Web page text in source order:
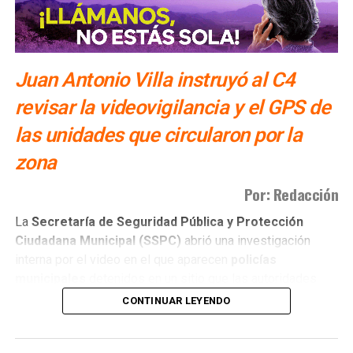
SIGUIENTE
Ricardo Gallardo consolida estrategia de seguridad
en la Huasteca Potosina
Atienden caminos huastecos afectados por las
Juan Antonio Villa instruyó al C4
revisar la videovigilancia y el GPS de
las unidades que circularon por la
zona
Por: Redacción
La Secretaría de Seguridad Pública y Protección
Ciudadana Municipal (SSPC) abrió una investigación
tienen identificado comopunto de venta de drogas
CONTINUAR LEYENDO